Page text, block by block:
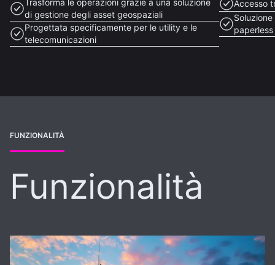
Trasforma le operazioni grazie a una soluzione
di gestione degli asset geospaziali
Progettata specificamente per le utility e le
telecomunicazioni
Accesso
paperless
FUNZIONALITÀ
Funzionalità